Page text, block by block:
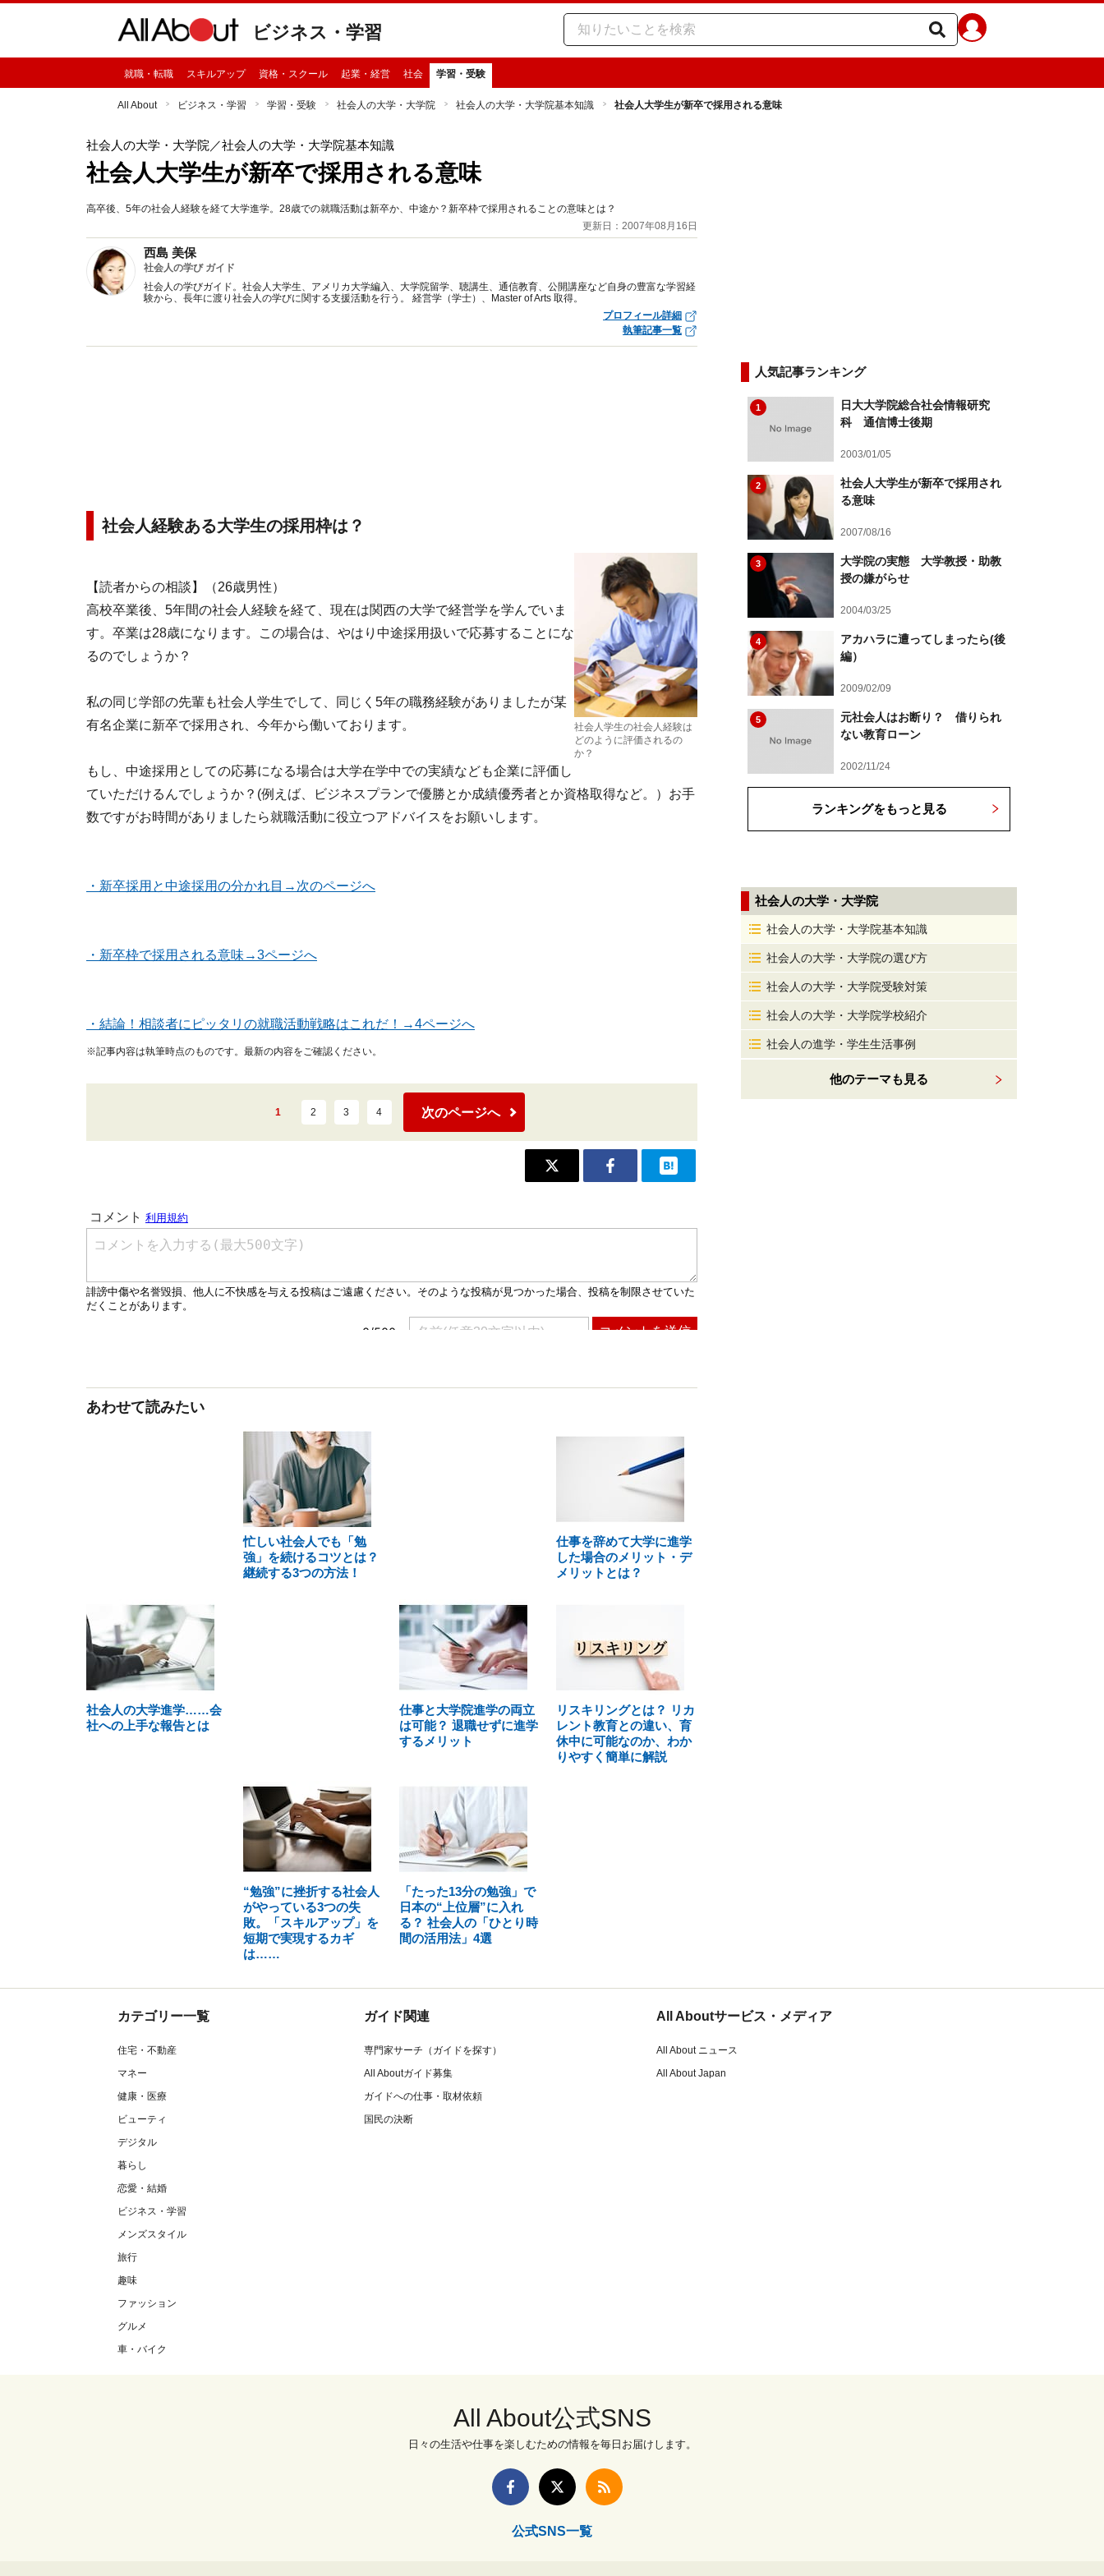
ビジネス・学習
就職・転職 スキルアップ 資格・スクール 起業・経営 社会 学習・受験
All About ビジネス・学習 学習・受験 社会人の大学・大学院 社会人の大学・大学院基本知識 社会人大学生が新卒で採用される意味
社会人の大学・大学院 ／社会人の大学・大学院基本知識
社会人大学生が新卒で採用される意味
高卒後、5年の社会人経験を経て大学進学。28歳での就職活動は新卒か、中途か？新卒枠で採用されることの意味とは？
更新日：2007年08月16日
西島 美保
社会人の学び ガイド
社会人の学びガイド。社会人大学生、アメリカ大学編入、大学院留学、聴講生、通信教育、公開講座など自身の豊富な学習経
験から、長年に渡り社会人の学びに関する支援活動を行う。 経営学（学士）、Master of Arts 取得。
プロフィール詳細
執筆記事一覧
社会人経験ある大学生の採用枠は？
社会人学生の社会人経験は
どのように評価されるの
か？
【読者からの相談】（26歳男性）
高校卒業後、5年間の社会人経験を経て、現在は関西の大学で経営学を学んでいま
す。卒業は28歳になります。この場合は、やはり中途採用扱いで応募することにな
るのでしょうか？
私の同じ学部の先輩も社会人学生でして、同じく5年の職務経験がありましたが某
有名企業に新卒で採用され、今年から働いております。
もし、中途採用としての応募になる場合は大学在学中での実績なども企業に評価し
ていただけるんでしょうか？(例えば、ビジネスプランで優勝とか成績優秀者とか資格取得など。）お手
数ですがお時間がありましたら就職活動に役立つアドバイスをお願いします。
・新卒採用と中途採用の分かれ目→次のページへ
・新卒枠で採用される意味→3ページへ
・結論！相談者にピッタリの就職活動戦略はこれだ！→4ページへ
※記事内容は執筆時点のものです。最新の内容をご確認ください。
1 2 3 4 次のページへ
あわせて読みたい
忙しい社会人でも「勉
強」を続けるコツとは？
継続する3つの方法！
仕事を辞めて大学に進学
した場合のメリット・デ
メリットとは？
社会人の大学進学……会
社への上手な報告とは
仕事と大学院進学の両立
は可能？ 退職せずに進学
するメリット
リスキリングとは？ リカ
レント教育との違い、育
休中に可能なのか、わか
りやすく簡単に解説
“勉強”に挫折する社会人
がやっている3つの失
敗。「スキルアップ」を
短期で実現するカギ
は……
「たった13分の勉強」で
日本の“上位層”に入れ
る？ 社会人の「ひとり時
間の活用法」4選
人気記事ランキング
1
日大大学院総合社会情報研究
科 通信博士後期
2003/01/05
2
社会人大学生が新卒で採用され
る意味
2007/08/16
3
大学院の実態 大学教授・助教
授の嫌がらせ
2004/03/25
4
アカハラに遭ってしまったら(後
編）
2009/02/09
5
元社会人はお断り？ 借りられ
ない教育ローン
2002/11/24
ランキングをもっと見る
社会人の大学・大学院
社会人の大学・大学院基本知識
社会人の大学・大学院の選び方
社会人の大学・大学院受験対策
社会人の大学・大学院学校紹介
社会人の進学・学生生活事例
他のテーマも見る
カテゴリー一覧
住宅・不動産
マネー
健康・医療
ビューティ
デジタル
暮らし
恋愛・結婚
ビジネス・学習
メンズスタイル
旅行
趣味
ファッション
グルメ
車・バイク
ガイド関連
専門家サーチ（ガイドを探す）
All Aboutガイド募集
ガイドへの仕事・取材依頼
国民の決断
All Aboutサービス・メディア
All About ニュース
All About Japan
All About公式SNS
日々の生活や仕事を楽しむための情報を毎日お届けします。
公式SNS一覧